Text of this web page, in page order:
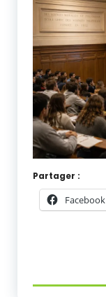
Partager :
Facebook